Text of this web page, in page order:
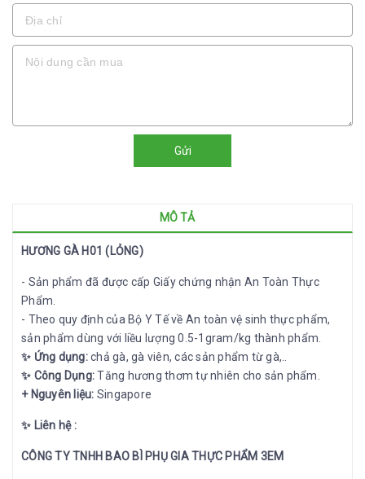
Gửi
MÔ TẢ
HƯƠNG GÀ H01 (LỎNG)
- Sản phẩm đã được cấp Giấy chứng nhận An Toàn Thực
Phẩm.
- Theo quy định của Bộ Y Tế về An toàn vệ sinh thực phẩm,
sản phẩm dùng với liều lượng 0.5-1gram/kg thành phẩm.
✨ Ứng dụng:chả gà, gà viên, các sản phẩm từ gà,..
✨ Công Dụng:Tăng hương thơm tự nhiên cho sản phẩm.
+ Nguyên liệu: Singapore
✨ Liên hệ :
CÔNG TY TNHH BAO BÌ PHỤ GIA THỰC PHẨM 3EM